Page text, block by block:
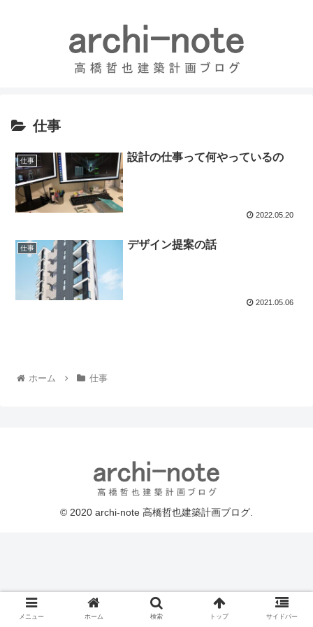
仕事
仕事 設計の仕事って何やっているの
2022.05.20
仕事 デザイン提案の話
2021.05.06
ホーム 仕事
© 2020 archi-note 高橋哲也建築計画ブログ.
メニュー ホーム 検索 トップ サイドバー